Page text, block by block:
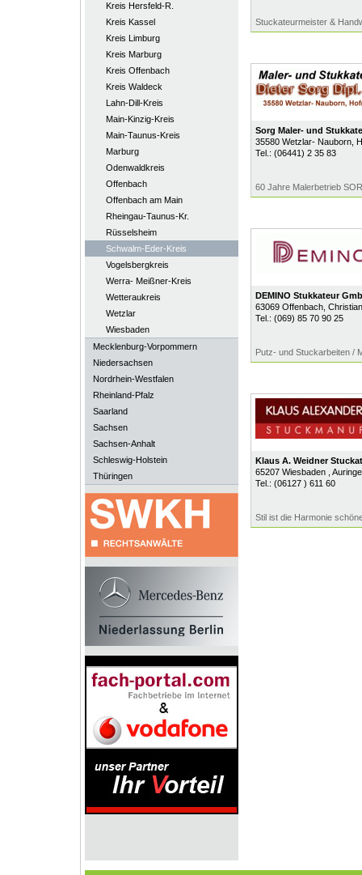
Kreis Hersfeld-R.
Kreis Kassel
Kreis Limburg
Kreis Marburg
Kreis Offenbach
Kreis Waldeck
Lahn-Dill-Kreis
Main-Kinzig-Kreis
Main-Taunus-Kreis
Marburg
Odenwaldkreis
Offenbach
Offenbach am Main
Rheingau-Taunus-Kr.
Rüsselsheim
Schwalm-Eder-Kreis
Vogelsbergkreis
Werra- Meißner-Kreis
Wetteraukreis
Wetzlar
Wiesbaden
Mecklenburg-Vorpommern
Niedersachsen
Nordrhein-Westfalen
Rheinland-Pfalz
Saarland
Sachsen
Sachsen-Anhalt
Schleswig-Holstein
Thüringen
Stuckateurmeister &
Sorg Maler- und
35580 Wetzlar- Nauborn,
Tel.: (06441) 2 35 83
60 Jahre Malerbetrieb
DEMINO Stukkateur
63069 Offenbach,
Tel.: (069) 85 70 90 25
Putz- und Stuckarbeiten /
Klaus A. Weidner
65207 Wiesbaden
,
Tel.: (06127 ) 611 60
Stil ist die Harmonie